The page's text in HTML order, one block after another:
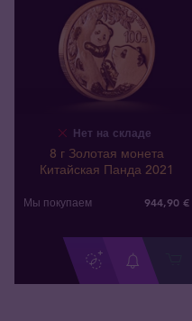
Нет на складе
8 г Золотая монета
Китайская Панда 2021
Мы покупаем 944,90 €